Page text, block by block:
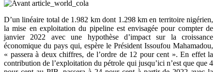
D’un linéaire total de 1.982 km dont 1.298 km en territoire nigérien,
la mise en exploitation du pipeline est envisagée pour compter de
janvier 2022 avec une hypothèse d’impact sur la croissance
économique du pays qui, espère le Président Issoufou Mahamadou,
« passera à deux chiffres, de l’ordre de 12 pour cent ». En effet la
contribution de l’exploitation du pétrole qui jusqu’ici n’est que que 4